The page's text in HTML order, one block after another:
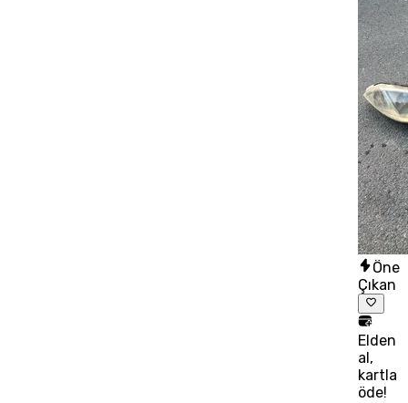
Öne
Çıkan
Elden
al,
kartla
öde!